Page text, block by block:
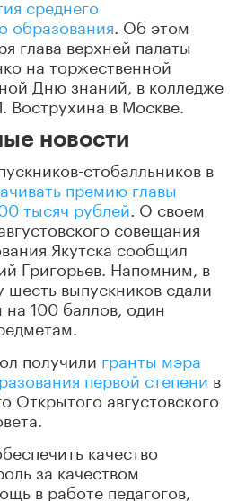
образования . Об этом
глава верхней палаты
на торжественной
Дню знаний, в колледже
в Москве.
новости
стобалльников в
премию главы
тысяч рублей . О своем
совещания
Якутска сообщил
Григорьев. Напомним, в
шесть выпускников сдали
100 баллов, один
получили гранты мэра
первой степени в
Открытого августовского
качество
за качеством
в работе педагогов,